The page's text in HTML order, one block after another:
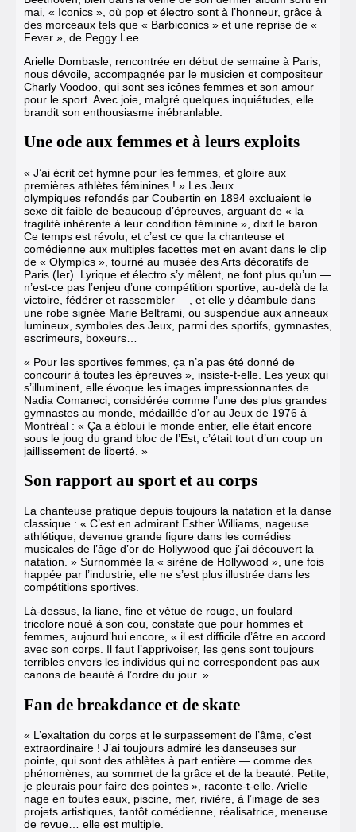
mai, « Iconics » , où pop et électro sont à l’honneur, grâce à
des morceaux tels que « Barbiconics » et une reprise de «
Fever », de Peggy Lee.
Arielle Dombasle, rencontrée en début de semaine à Paris,
nous dévoile, accompagnée par le musicien et compositeur
Charly Voodoo, qui sont ses icônes femmes et son amour
pour le sport. Avec joie, malgré quelques inquiétudes, elle
brandit son enthousiasme inébranlable.
Une ode aux femmes et à leurs exploits
« J’ai écrit cet hymne pour les femmes, et gloire aux
premières athlètes féminines ! » Les Jeux
olympiques refondés par Coubertin en 1894 excluaient le
sexe dit faible de beaucoup d’épreuves, arguant de « la
fragilité inhérente à leur condition féminine », dixit le baron.
Ce temps est révolu, et c’est ce que la chanteuse et
comédienne aux multiples facettes met en avant dans le clip
de « Olympics », tourné au musée des Arts décoratifs de
Paris (Ier). Lyrique et électro s’y mêlent, ne font plus qu’un —
n’est-ce pas l’enjeu d’une compétition sportive, au-delà de la
victoire, fédérer et rassembler —, et elle y déambule dans
une robe signée Marie Beltrami, ou suspendue aux anneaux
lumineux, symboles des Jeux, parmi des sportifs, gymnastes,
escrimeurs, boxeurs…
« Pour les sportives femmes, ça n’a pas été donné de
concourir à toutes les épreuves », insiste-t-elle. Les yeux qui
s’illuminent, elle évoque les images impressionnantes de
Nadia Comaneci, considérée comme l’une des plus grandes
gymnastes au monde, médaillée d’or au Jeux de 1976 à
Montréal : « Ça a ébloui le monde entier, elle était encore
sous le joug du grand bloc de l’Est, c’était tout d’un coup un
jaillissement de liberté. »
Son rapport au sport et au corps
La chanteuse pratique depuis toujours la natation et la danse
classique : « C’est en admirant Esther Williams, nageuse
athlétique, devenue grande figure dans les comédies
musicales de l’âge d’or de Hollywood que j’ai découvert la
natation. » Surnommée la « sirène de Hollywood », une fois
happée par l’industrie, elle ne s’est plus illustrée dans les
compétitions sportives.
Là-dessus, la liane, fine et vêtue de rouge, un foulard
tricolore noué à son cou, constate que pour hommes et
femmes, aujourd’hui encore, « il est difficile d’être en accord
avec son corps. Il faut l’apprivoiser, les gens sont toujours
terribles envers les individus qui ne correspondent pas aux
canons de beauté à l’ordre du jour. »
Fan de breakdance et de skate
« L’exaltation du corps et le surpassement de l’âme, c’est
extraordinaire ! J’ai toujours admiré les danseuses sur
pointe, qui sont des athlètes à part entière — comme des
phénomènes, au sommet de la grâce et de la beauté. Petite,
je pleurais pour faire des pointes », raconte-t-elle. Arielle
nage en toutes eaux, piscine, mer, rivière, à l’image de ses
projets artistiques, tantôt comédienne, réalisatrice, meneuse
de revue… elle est multiple.